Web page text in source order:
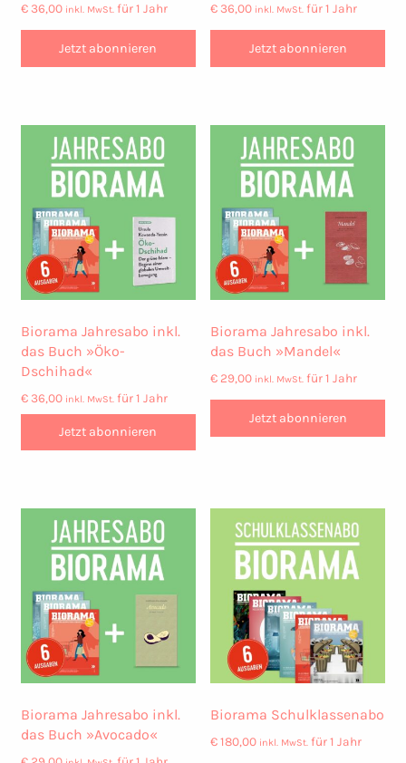
€36,00 inkl. MwSt. für 1 Jahr
Jetzt abonnieren
€ 36,00 inkl. MwSt. für 1 Jahr
Jetzt abonnieren
Biorama Jahresabo inkl.
das Buch »Öko-
Dschihad«
€36,00 inkl. MwSt. für 1 Jahr
Jetzt abonnieren
Biorama Jahresabo inkl.
das Buch »Mandel«
€ 29,00 inkl. MwSt. für 1 Jahr
Jetzt abonnieren
Biorama Jahresabo inkl.
das Buch »Avocado«
Biorama Schulklassenabo
€180,00 inkl. MwSt. für 1 Jahr